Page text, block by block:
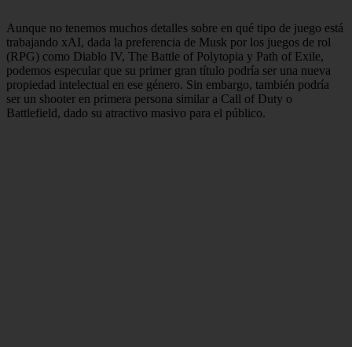
Aunque no tenemos muchos detalles sobre en qué tipo de juego está
trabajando xAI, dada la preferencia de Musk por los juegos de rol
(RPG) como Diablo IV, The Battle of Polytopia y Path of Exile,
podemos especular que su primer gran título podría ser una nueva
propiedad intelectual en ese género. Sin embargo, también podría
ser un shooter en primera persona similar a Call of Duty o
Battlefield, dado su atractivo masivo para el público.